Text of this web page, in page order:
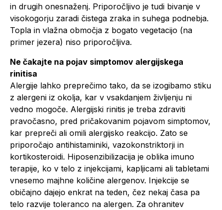
in drugih onesnaženj. Priporočljivo je tudi bivanje v
visokogorju zaradi čistega zraka in suhega podnebja.
Topla in vlažna območja z bogato vegetacijo (na
primer jezera) niso priporočljiva.
Ne čakajte na pojav simptomov alergijskega
rinitisa
Alergije lahko preprečimo tako, da se izogibamo stiku
z alergeni iz okolja, kar v vsakdanjem življenju ni
vedno mogoče. Alergijski rinitis je treba zdraviti
pravočasno, pred pričakovanim pojavom simptomov,
kar prepreči ali omili alergijsko reakcijo. Zato se
priporočajo antihistaminiki, vazokonstriktorji in
kortikosteroidi. Hiposenzibilizacija je oblika imuno
terapije, ko v telo z injekcijami, kapljicami ali tabletami
vnesemo majhne količine alergenov. Injekcije se
običajno dajejo enkrat na teden, čez nekaj časa pa
telo razvije toleranco na alergen. Za ohranitev